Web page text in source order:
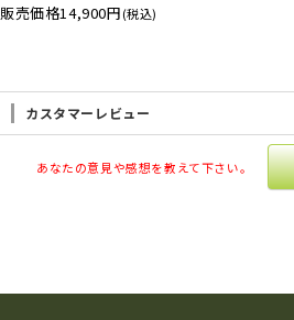
販売価格14,900円(税込)
カスタマーレビュー
あなたの意見や感想を教えて下さい。